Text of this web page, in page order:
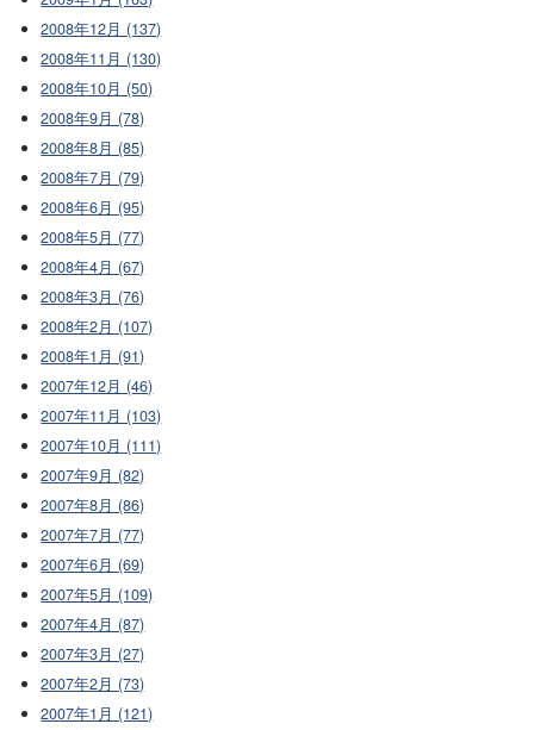
2008年12月 (137)
2008年11月 (130)
2008年10月 (50)
2008年9月 (78)
2008年8月 (85)
2008年7月 (79)
2008年6月 (95)
2008年5月 (77)
2008年4月 (67)
2008年3月 (76)
2008年2月 (107)
2008年1月 (91)
2007年12月 (46)
2007年11月 (103)
2007年10月 (111)
2007年9月 (82)
2007年8月 (86)
2007年7月 (77)
2007年6月 (69)
2007年5月 (109)
2007年4月 (87)
2007年3月 (27)
2007年2月 (73)
2007年1月 (121)